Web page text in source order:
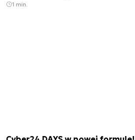
1 min.